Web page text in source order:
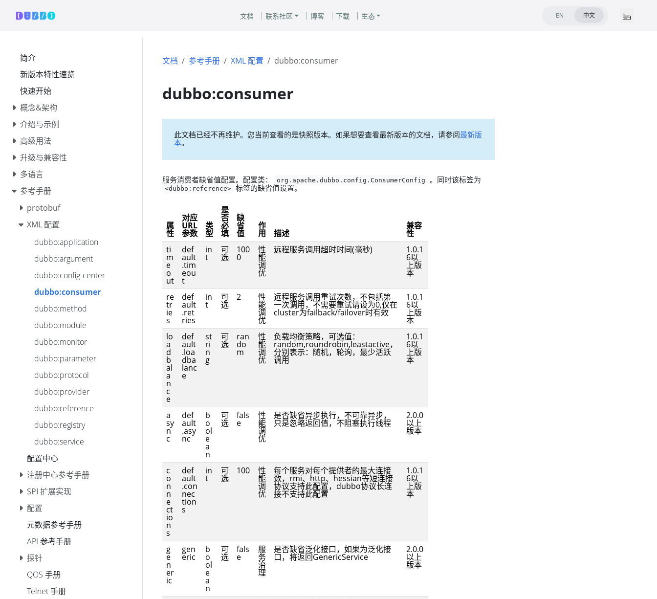
文档 联系社区 博客 下载 生态 EN 中文
简介
新版本特性速览
快速开始
概念&架构
介绍与示例
高级用法
升级与兼容性
多语言
参考手册
protobuf
XML 配置
dubbo:application
dubbo:argument
dubbo:config-center
dubbo:consumer
dubbo:method
dubbo:module
dubbo:monitor
dubbo:parameter
dubbo:protocol
dubbo:provider
dubbo:reference
dubbo:registry
dubbo:service
配置中心
注册中心参考手册
SPI 扩展实现
配置
元数据参考手册
API 参考手册
探针
QOS 手册
Telnet 手册
文档 参考手册 XML 配置 dubbo:consumer
dubbo:consumer
此文档已经不再维护。您当前查看的是快照版本。如果想要查看最新版本的文档，请参阅最新版
本。
服务消费者缺省值配置。配置类： org.apache.dubbo.config.ConsumerConfig 。同时该标签为
<dubbo:reference> 标签的缺省值设置。
属
性
对应
URL
参数
类
型
是
否
必
填
缺
省
值
作
用 描述
兼容
性
ti
m
e
o
ut
def
ault
.tim
eou
t
in
t
可
选
100
0
性
能
调
优
远程服务调用超时时间(毫秒) 1.0.1
6以
上版
本
re
tr
ie
s
def
ault
.ret
ries
in
t
可
选
2 性
能
调
优
远程服务调用重试次数，不包括第
一次调用，不需要重试请设为0,仅在
cluster为failback/failover时有效
1.0.1
6以
上版
本
lo
a
d
b
al
a
n
c
e
def
ault
.loa
dba
lanc
e
st
ri
n
g
可
选
ran
do
m
性
能
调
优
负载均衡策略，可选值：
random,roundrobin,leastactive，
分别表示：随机，轮询，最少活跃
调用
1.0.1
6以
上版
本
a
sy
n
c
def
ault
.asy
nc
b
o
ol
e
a
n
可
选
fals
e
性
能
调
优
是否缺省异步执行，不可靠异步，
只是忽略返回值，不阻塞执行线程
2.0.0
以上
版本
c
o
n
n
e
ct
io
n
s
def
ault
.con
nec
tion
s
in
t
可
选
100 性
能
调
优
每个服务对每个提供者的最大连接
数，rmi、http、hessian等短连接
协议支持此配置，dubbo协议长连
接不支持此配置
1.0.1
6以
上版
本
g
e
n
er
ic
gen
eric
b
o
ol
e
a
n
可
选
fals
e
服
务
治
理
是否缺省泛化接口，如果为泛化接
口，将返回GenericService
2.0.0
以上
版本